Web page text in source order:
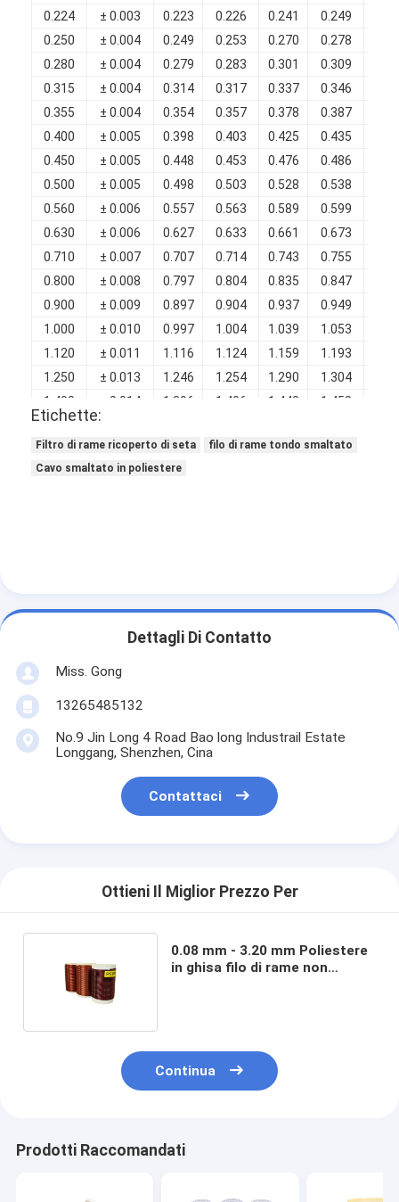
Filati di rame isolati con smalto
Filtro di rame piatto smaltato
Filati ricoperti di seta
Cavi magnetici ad alta temperatura
0.224
± 0.003 0.223 0.226 0.241 0.249
0.250
± 0.004 0.249 0.253 0.270 0.278
0.280
± 0.004 0.279 0.283 0.301 0.309
0.315
± 0.004 0.314 0.317 0.337 0.346
0.355
± 0.004 0.354 0.357 0.378 0.387
0.400
± 0.005 0.398 0.403 0.425 0.435
0.450
± 0.005 0.448 0.453 0.476 0.486
0.500
± 0.005 0.498 0.503 0.528 0.538
0.560
± 0.006 0.557 0.563 0.589 0.599
0.630
± 0.006 0.627 0.633 0.661 0.673
0.710
± 0.007 0.707 0.714 0.743 0.755
0.800
± 0.008 0.797 0.804 0.835 0.847
0.900
± 0.009 0.897 0.904 0.937 0.949
1.000
± 0.010 0.997 1.004 1.039 1.053
1.120
± 0.011 1.116 1.124 1.159 1.193
1.250
± 0.013 1.246 1.254 1.290 1.304
1.400
± 0.014 1.396 1.406 1.443 1.458
1.600
± 0.016
Etichette:
Filtro di rame ricoperto di seta
filo di rame tondo smaltato
Cavo smaltato in poliestere
Dettagli Di Contatto
Miss. Gong
13265485132
No.9 Jin Long 4 Road Bao long Industrail Estate
Longgang, Shenzhen, Cina
Contattaci
Ottieni Il Miglior Prezzo Per
0.08 mm - 3.20 mm Poliestere
in ghisa filo di rame non
Continua
Prodotti Raccomandati